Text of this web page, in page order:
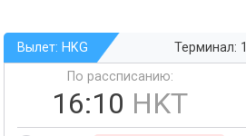
Вылет: HKG Терминал: 1
По рассписанию:
16:10 HKT